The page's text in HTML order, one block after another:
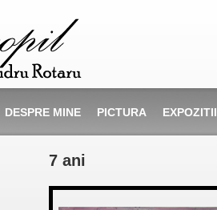
DESPRE MINE PICTURA EXPOZITII
7 ani